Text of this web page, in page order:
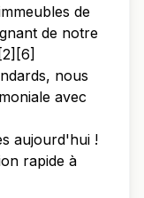
de
de notre
nous
avec
aujourd'hui !
rapide à